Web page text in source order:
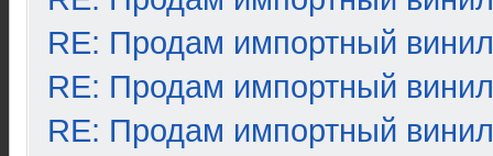
RE: Продам импортный винил
RE: Продам импортный винил
RE: Продам импортный винил